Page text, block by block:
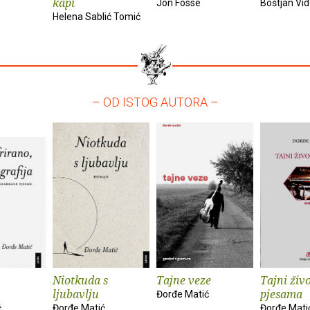
Helena Sablić Tomić
Jon Fosse Boštjan
– OD ISTOG AUTORA –
Niotkuda s
ljubavlju
Đorđe Matić
Tajne veze
Đorđe Matić
Tajni
pjesama
Đorđe